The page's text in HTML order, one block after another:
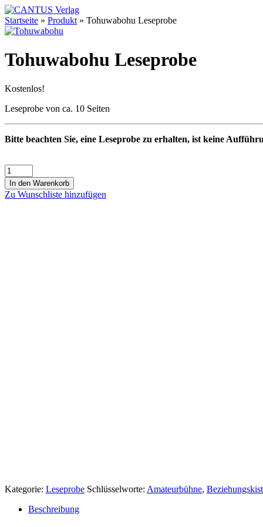
Startseite » Produkt » Tohuwabohu Leseprobe
Tohuwabohu Leseprobe
Kostenlos!
Leseprobe von ca. 10 Seiten
Bitte beachten Sie, eine Leseprobe zu erhalten, ist keine
In den Warenkorb
Zu Wunschliste hinzufügen
Kategorie: Leseprobe Schlüsselworte: Amateurbühne,
Beschreibung